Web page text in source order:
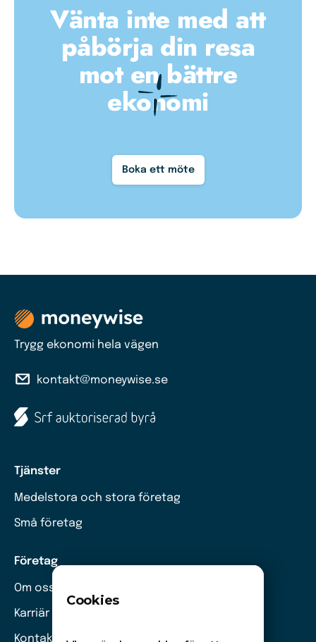
Vänta inte med att
påbörja din resa
mot en bättre
ekonomi
Boka ett möte
Trygg ekonomi hela vägen
kontakt@moneywise.se
Tjänster
Medelstora och stora företag
Små företag
Företag
Om oss
Karriär
Kontakt
Cookies